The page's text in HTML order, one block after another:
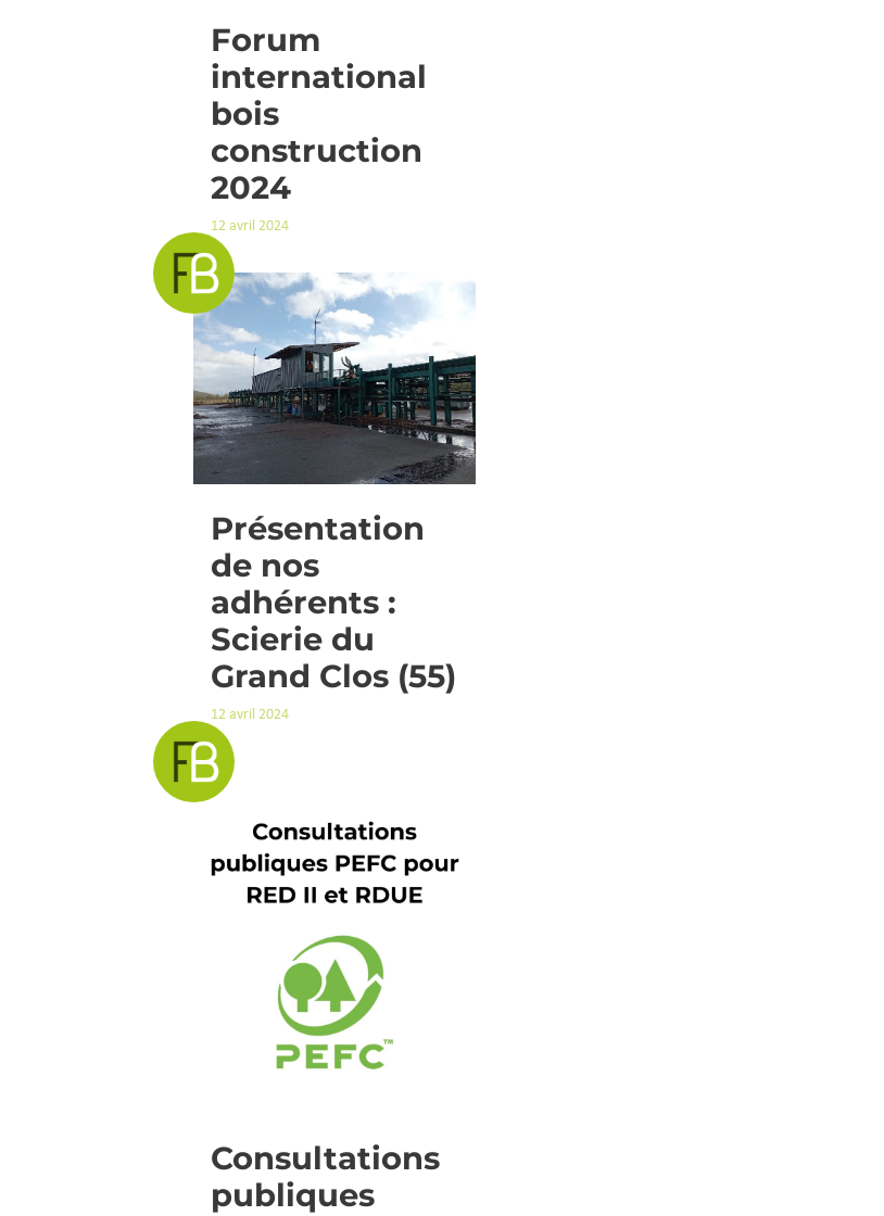
Forum
international
bois
construction
2024
12 avril 2024
Présentation
de nos
adhérents :
Scierie du
Grand Clos (55)
12 avril 2024
Consultations
publiques